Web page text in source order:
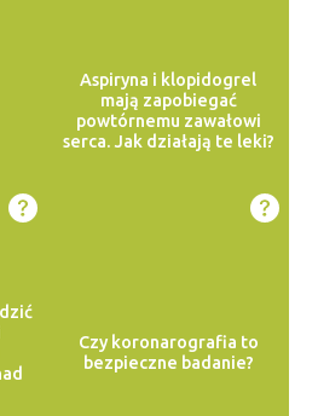
Aspiryna i klopidogrel
mają zapobiegać
powtórnemu zawałowi
serca. Jak działają te leki?
Czy koronarografia to
bezpieczne badanie?